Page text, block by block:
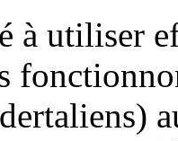
à utiliser